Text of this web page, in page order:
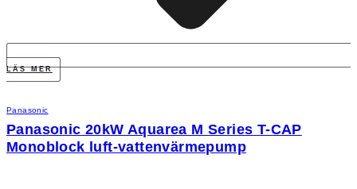
LÄS MER
Panasonic
Panasonic 20kW Aquarea M Series T-CAP
Monoblock luft-vattenvärmepump